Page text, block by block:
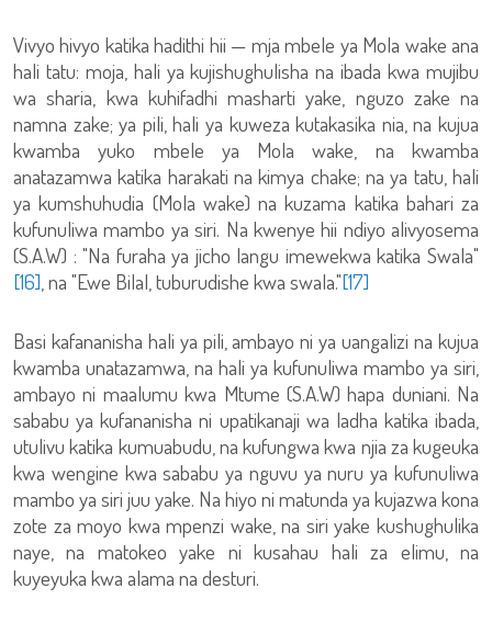
Vivyo hivyo katika hadithi hii — mja mbele ya Mola wake ana
hali tatu: moja, hali ya kujishughulisha na ibada kwa mujibu
wa sharia, kwa kuhifadhi masharti yake, nguzo zake na
namna zake; ya pili, hali ya kuweza kutakasika nia, na kujua
kwamba yuko mbele ya Mola wake, na kwamba
anatazamwa katika harakati na kimya chake; na ya tatu, hali
ya kumshuhudia (Mola wake) na kuzama katika bahari za
kufunuliwa mambo ya siri. Na kwenye hii ndiyo alivyosema
(S.A.W) : "Na furaha ya jicho langu imewekwa katika Swala"
[16], na "Ewe Bilal, tuburudishe kwa swala."[17]
Basi kafananisha hali ya pili, ambayo ni ya uangalizi na kujua
kwamba unatazamwa, na hali ya kufunuliwa mambo ya siri,
ambayo ni maalumu kwa Mtume (S.A.W) hapa duniani. Na
sababu ya kufananisha ni upatikanaji wa ladha katika ibada,
utulivu katika kumuabudu, na kufungwa kwa njia za kugeuka
kwa wengine kwa sababu ya nguvu ya nuru ya kufunuliwa
mambo ya siri juu yake. Na hiyo ni matunda ya kujazwa kona
zote za moyo kwa mpenzi wake, na siri yake kushughulika
naye, na matokeo yake ni kusahau hali za elimu, na
kuyeyuka kwa alama na desturi.